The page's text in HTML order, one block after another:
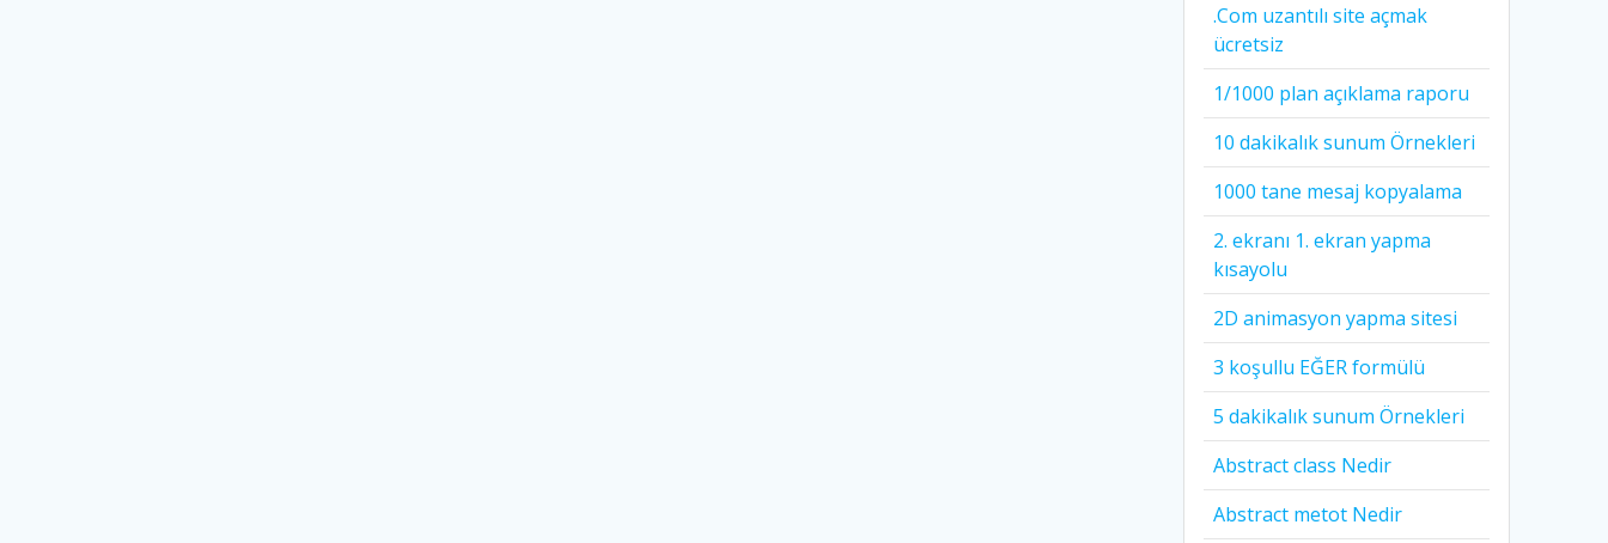
.Com uzantılı site açmak
ücretsiz
1/1000 plan açıklama raporu
10 dakikalık sunum Örnekleri
1000 tane mesaj kopyalama
2. ekranı 1. ekran yapma
kısayolu
2D animasyon yapma sitesi
3 koşullu EĞER formülü
5 dakikalık sunum Örnekleri
Abstract class Nedir
Abstract metot Nedir